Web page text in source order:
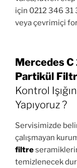
için 0212 346 31
veya çevrimiçi
Mercedes C
Partikül
Kontrol
Yapıyoruz ?
Servisimizde
çalışmayan
filtre
temizlenecek